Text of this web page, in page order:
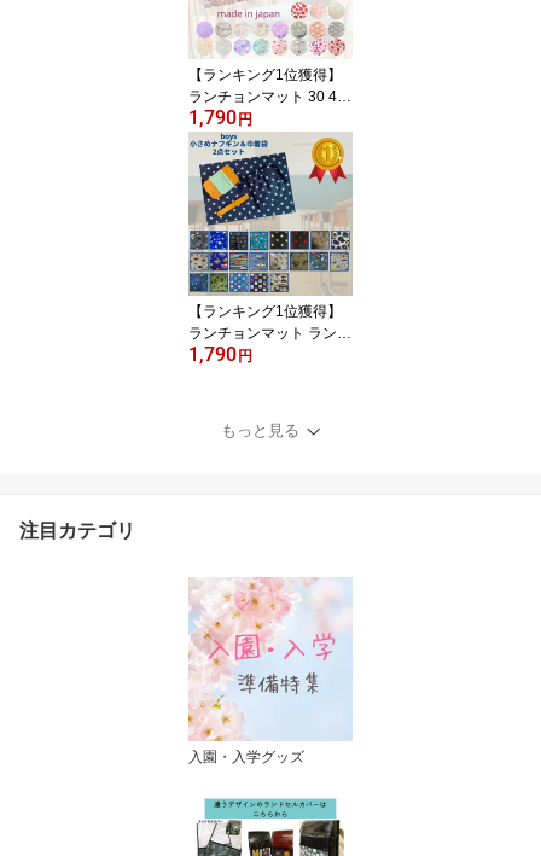
【ランキング1位獲得】
ランチョンマット 30 40
給食袋 ランチョンマット
小学生 ランチクロス ナ
フキン 給食 ナフキン 巾
着袋 2点セット 女の子 可
愛い ユニコーン コスメ
人気 幼稚園 給食 ナフキ
ンセット ハンドメイド
日本製 送料無料
1,790 円
【ランキング1位獲得】
ランチョンマット ランチ
クロス 30 40 40cm 30cm
学生 人気 可愛い かっこ
いい 幼稚園 小学校 給食
1,790 円
もっと見る
注目カテゴリ
入園・入学グッズ